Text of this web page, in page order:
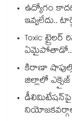
ఉద్యోగం
ఇవ్వలేదు..
Toxic ట్రైలర్
కిరాణా
జిల్లాలో
డీలిమిటేషన్‎పై
నియోజకవర్గాల